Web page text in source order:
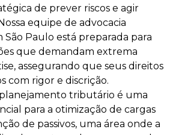
de prever riscos e agir
equipe de advocacia
São Paulo está preparada para
que demandam extrema
assegurando que seus direitos
com rigor e discrição.
tributário é uma
para a otimização de cargas
de passivos, uma área onde a